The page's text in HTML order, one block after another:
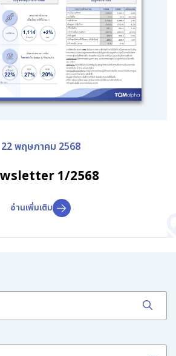
22 พฤษภาคม 2568
1/2568
อ่านเพิ่มเติม